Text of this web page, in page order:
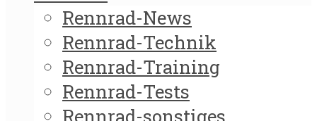
Rennrad-News
Rennrad-Technik
Rennrad-Training
Rennrad-Tests
Rennrad-sonstiges